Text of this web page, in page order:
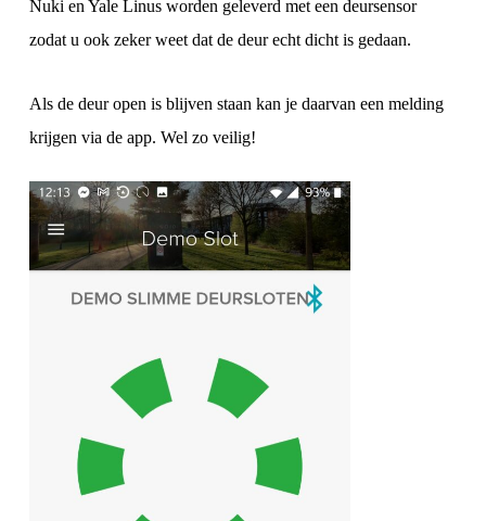
Nuki en Yale Linus worden geleverd met een deursensor
zodat u ook zeker weet dat de deur echt dicht is gedaan.
Als de deur open is blijven staan kan je daarvan een melding
krijgen via de app. Wel zo veilig!